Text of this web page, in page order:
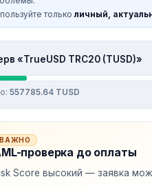
только личный,
«TrueUSD TRC20 (TUSD)»
557785.64 TUSD
ВАЖНО
проверка до оплаты
Score высокий — заявка